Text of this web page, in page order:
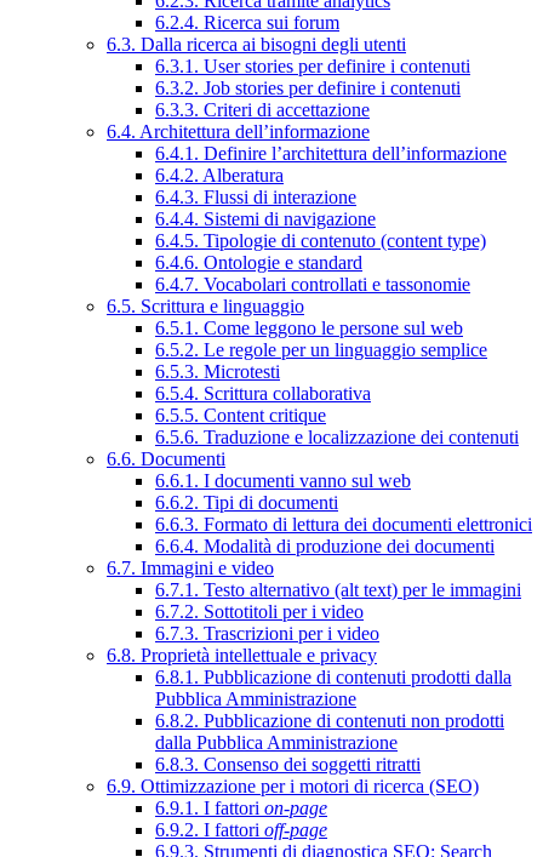
6.2.4. Ricerca sui forum
6.3. Dalla ricerca ai bisogni degli utenti
6.3.1. User stories per definire i contenuti
6.3.2. Job stories per definire i contenuti
6.3.3. Criteri di accettazione
6.4. Architettura dell’informazione
6.4.1. Definire l’architettura dell’informazione
6.4.2. Alberatura
6.4.3. Flussi di interazione
6.4.4. Sistemi di navigazione
6.4.5. Tipologie di contenuto (content type)
6.4.6. Ontologie e standard
6.4.7. Vocabolari controllati e tassonomie
6.5. Scrittura e linguaggio
6.5.1. Come leggono le persone sul web
6.5.2. Le regole per un linguaggio semplice
6.5.3. Microtesti
6.5.4. Scrittura collaborativa
6.5.5. Content critique
6.5.6. Traduzione e localizzazione dei contenuti
6.6. Documenti
6.6.1. I documenti vanno sul web
6.6.2. Tipi di documenti
6.6.3. Formato di lettura dei documenti elettronici
6.6.4. Modalità di produzione dei documenti
6.7. Immagini e video
6.7.1. Testo alternativo (alt text) per le immagini
6.7.2. Sottotitoli per i video
6.7.3. Trascrizioni per i video
6.8. Proprietà intellettuale e privacy
6.8.1. Pubblicazione di contenuti prodotti dalla
Pubblica Amministrazione
6.8.2. Pubblicazione di contenuti non prodotti
dalla Pubblica Amministrazione
6.8.3. Consenso dei soggetti ritratti
6.9. Ottimizzazione per i motori di ricerca (SEO)
6.9.1. I fattori on-page
6.9.2. I fattori off-page
6.9.3. Strumenti di diagnostica SEO: Search